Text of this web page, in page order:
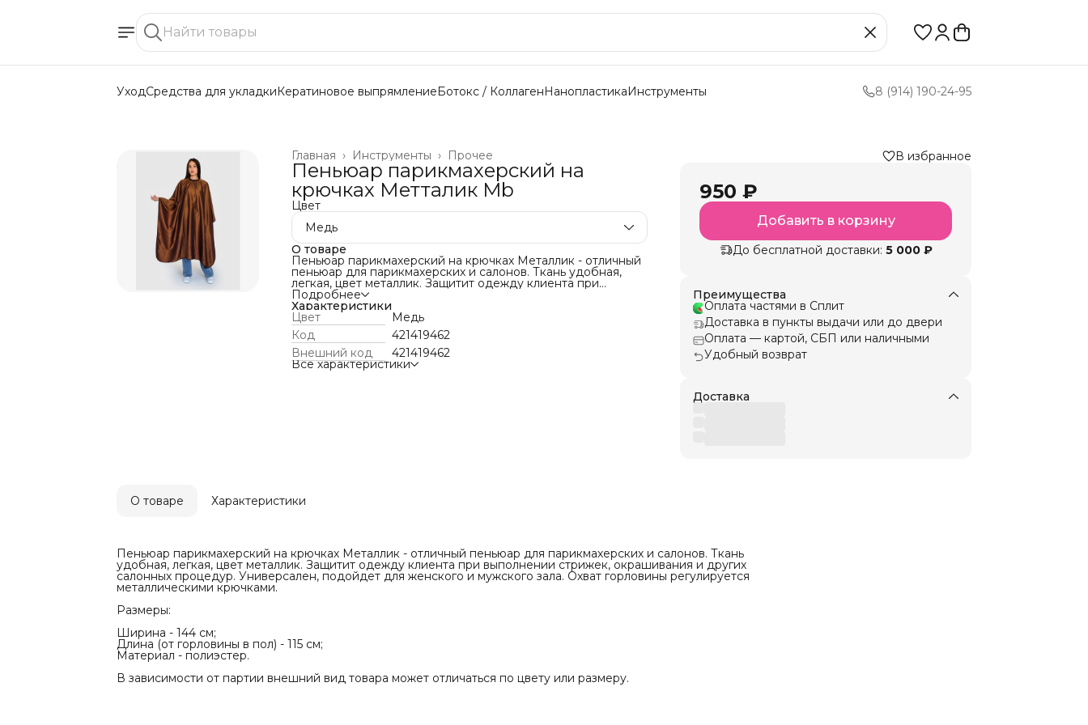
УходСредства для укладкиКератиновое выпрямлениеБотокс / КоллагенНанопластикаИнструменты 8 (914) 190-24-95
Прочее
Инструменты ›
Главная ›
Пеньюар парикмахерский на
крючках Метталик Mb
Цвет
Медь
О товаре
Пеньюар парикмахерский на крючках Металлик - отличный
пеньюар для парикмахерских и салонов. Ткань удобная,
легкая, цвет металлик. Защитит одежду клиента при
выполнении стрижек, окрашивания и других салонных
процедур. Универсален, подойдет для женского и
мужского зала. Охват горловины регулируется
металлическими крючками.
Размеры:
Ширина - 144 см;
Длина (от горловины в пол) - 115 см;
Материал - полиэстер.
Подробнее
Характеристики
Цвет
Медь
Код
421419462
Внешний код
421419462
Все характеристики
В избранное
950 ₽
Добавить в корзину
До бесплатной доставки: 5 000 ₽
Преимущества
Оплата частями в Сплит
Доставка в пункты выдачи или до двери
Оплата — картой, СБП или наличными
Удобный возврат
Доставка
О товаре Характеристики
Пеньюар парикмахерский на крючках Металлик - отличный пеньюар для парикмахерских и салонов. Ткань
удобная, легкая, цвет металлик. Защитит одежду клиента при выполнении стрижек, окрашивания и других
салонных процедур. Универсален, подойдет для женского и мужского зала. Охват горловины регулируется
металлическими крючками.
Размеры:
Ширина - 144 см;
Длина (от горловины в пол) - 115 см;
Материал - полиэстер.
В зависимости от партии внешний вид товара может отличаться по цвету или размеру.